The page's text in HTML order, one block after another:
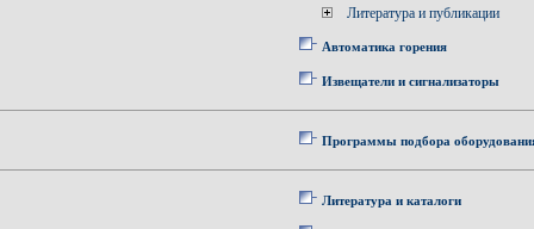
Литература и публикации
Автоматика горения
Извещатели и сигнализаторы
Программы подбора
Литература и каталоги